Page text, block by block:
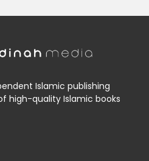
Islamic publishing
high-quality Islamic books